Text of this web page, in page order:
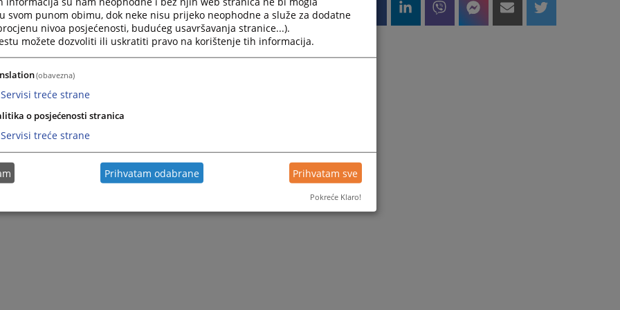
tijelo na razini Bosne i Hercegovine koje uspostavlja etičke
zajednicu.
profesionalne zajednice iz BiH (suci, tužitelji i odvjetnici) te
mandat od četiri godine s mogućnošću reizbora. Članak 4.
Vijeća odražava strukturu stanovništva prema popisu iz
Bošnjaka, pet Srba, tri Hrvata i jedan iz reda ostalih.
English language
svom punom obimu, dok neke nisu prijeko neophodne a služe za dodatne
nivoa posjećenosti, budućeg usavršavanja stranice...).
možete dozvoliti ili uskratiti pravo na korištenje tih informacija.
(obavezna)
Servisi treće strane
o posjećenosti stranica
Servisi treće strane
Prihvatam odabrane Prihvatam sve
Pokreće Klaro!